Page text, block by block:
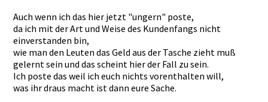
Auch wenn ich das hier jetzt "ungern" poste,
da ich mit der Art und Weise des Kundenfang­s nicht
einverstan­den bin,
wie man den Leuten das Geld aus der Tasche zieht muß
gelernt sein und das scheint hier der Fall zu sein.
Ich poste das weil ich euch nichts vorenthalt­en will,
was ihr draus macht ist dann eure Sache.